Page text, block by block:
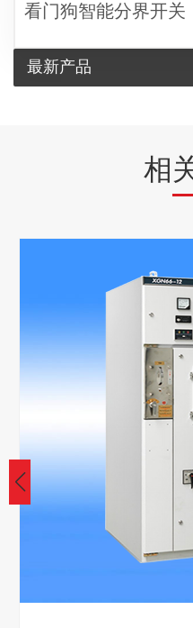
看门狗智能分界开关
最新产品
相